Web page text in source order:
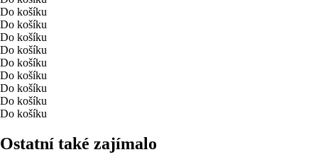
Do košíku
Do košíku
Do košíku
Do košíku
Do košíku
Do košíku
Do košíku
Do košíku
Do košíku
Ostatní také zajímalo